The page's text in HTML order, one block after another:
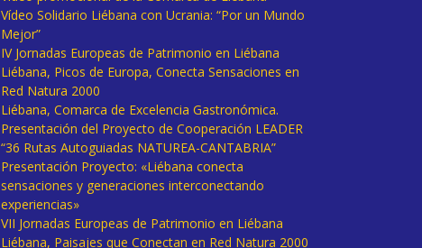
Vídeo Solidario Liébana con Ucrania: “Por un Mundo
Mejor”
IV Jornadas Europeas de Patrimonio en Liébana
Liébana, Picos de Europa, Conecta Sensaciones en
Red Natura 2000
Liébana, Comarca de Excelencia Gastronómica.
Presentación del Proyecto de Cooperación LEADER
“36 Rutas Autoguiadas NATUREA-CANTABRIA”
Presentación Proyecto: «Liébana conecta
sensaciones y generaciones interconectando
experiencias»
VII Jornadas Europeas de Patrimonio en Liébana
Liébana, Paisajes que Conectan en Red Natura 2000